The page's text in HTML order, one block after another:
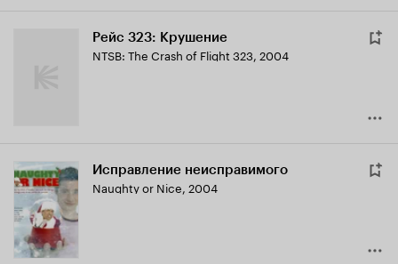
Рейс 323: Крушение
NTSB: The Crash of Flight 323, 2004
Исправление неисправимого
Naughty or Nice, 2004